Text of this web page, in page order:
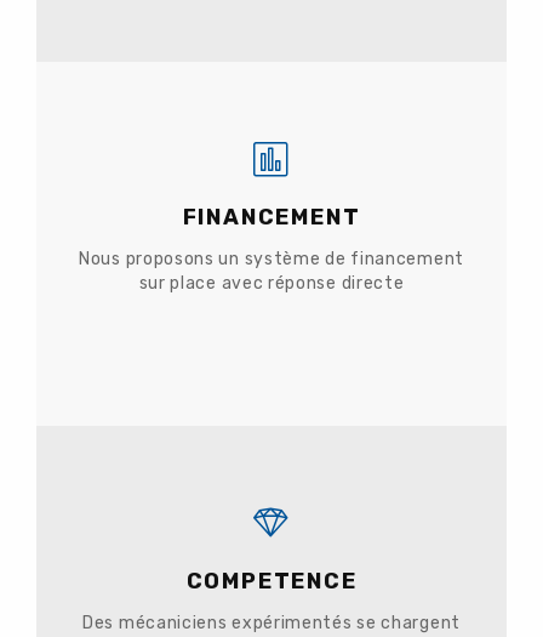
FINANCEMENT
Nous proposons un système de financement
sur place avec réponse directe
COMPETENCE
Des mécaniciens expérimentés se chargent